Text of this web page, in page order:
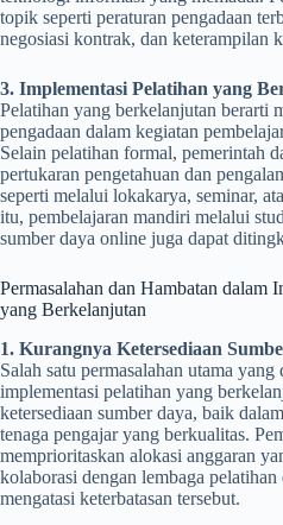
topik seperti peraturan pengadaan
negosiasi kontrak, dan keterampilan
3. Implementasi Pelatihan yang
Pelatihan yang berkelanjutan berarti
pengadaan dalam kegiatan
Selain pelatihan formal, pemerintah
pertukaran pengetahuan dan
seperti melalui lokakarya, seminar,
itu, pembelajaran mandiri melalui
sumber daya online juga dapat
Permasalahan dan Hambatan dalam
yang Berkelanjutan
1. Kurangnya Ketersediaan
Salah satu permasalahan utama
implementasi pelatihan yang
ketersediaan sumber daya, baik
tenaga pengajar yang berkualitas.
memprioritaskan alokasi anggaran
kolaborasi dengan lembaga
mengatasi keterbatasan tersebut.